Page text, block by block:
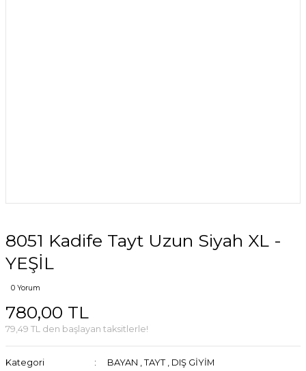
8051 Kadife Tayt Uzun Siyah XL -
YEŞİL
0 Yorum
780,00 TL
79,49 TL den başlayan taksitlerle!
Kategori BAYAN , TAYT , DIŞ GİYİM